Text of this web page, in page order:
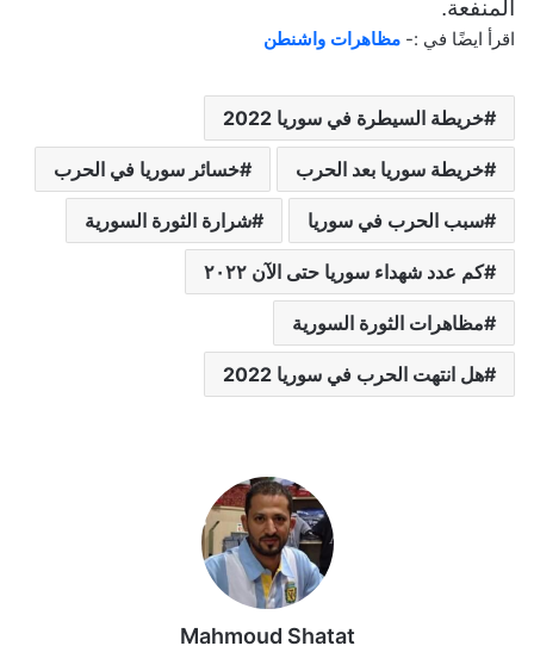
المنفعة.
اقرأ ايضًا في :- مظاهرات واشنطن
خريطة السيطرة في سوريا 2022
خريطة سوريا بعد الحرب خسائر سوريا في الحرب
سبب الحرب في سوريا شرارة الثورة السورية
كم عدد شهداء سوريا حتى الآن ٢٠٢٢
مظاهرات الثورة السورية
هل انتهت الحرب في سوريا 2022
Mahmoud Shatat